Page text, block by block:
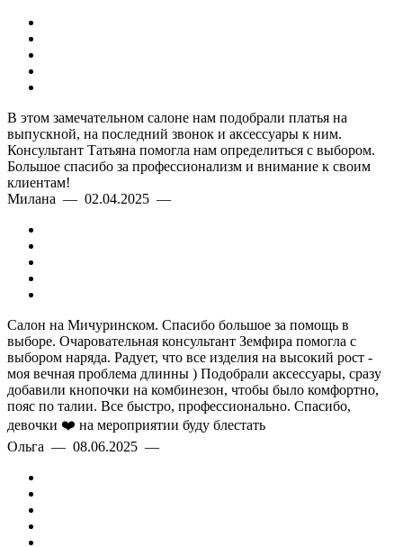
В этом замечательном салоне нам подобрали платья на
выпускной, на последний звонок и аксессуары к ним.
Консультант Татьяна помогла нам определиться с выбором.
Большое спасибо за профессионализм и внимание к своим
клиентам!
Милана — 02.04.2025 —
Салон на Мичуринском. Спасибо большое за помощь в
выборе. Очаровательная консультант Земфира помогла с
выбором наряда. Радует, что все изделия на высокий рост -
моя вечная проблема длинны ) Подобрали аксессуары, сразу
добавили кнопочки на комбинезон, чтобы было комфортно,
пояс по талии. Все быстро, профессионально. Спасибо,
девочки ❤️ на мероприятии буду блестать
Ольга — 08.06.2025 —